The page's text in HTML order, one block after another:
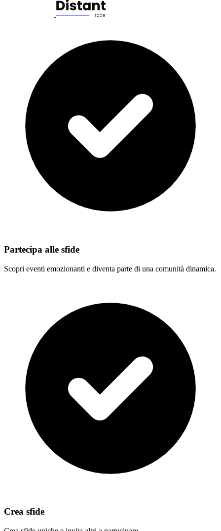
Partecipa alle sfide
Scopri eventi emozionanti e diventa parte di una comunità dinamica.
Crea sfide